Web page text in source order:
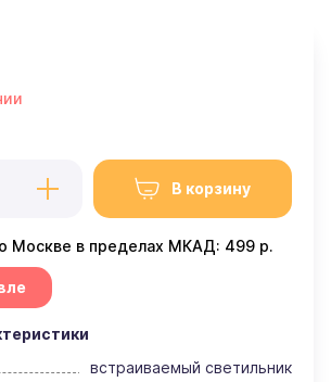
В корзину
Москве в пределах МКАД: 499 р.
встраиваемый светильник